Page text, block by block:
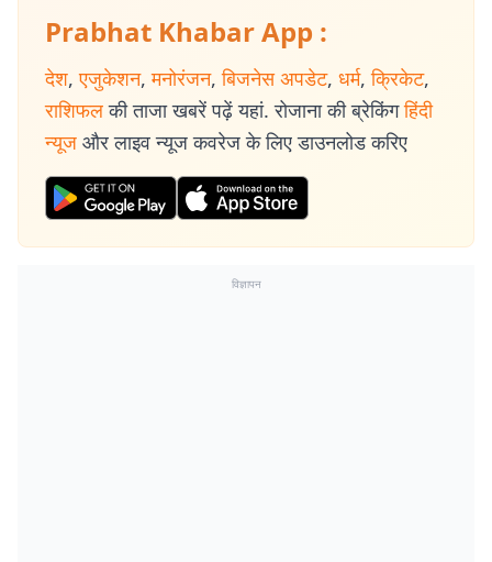
Prabhat Khabar App :
देश, एजुकेशन, मनोरंजन, बिजनेस अपडेट, धर्म, क्रिकेट,
राशिफल की ताजा खबरें पढ़ें यहां. रोजाना की ब्रेकिंग हिंदी
न्यूज और लाइव न्यूज कवरेज के लिए डाउनलोड करिए
विज्ञापन